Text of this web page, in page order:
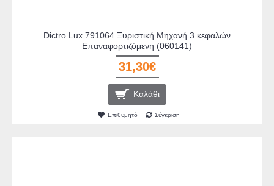
Dictro Lux 791064 Ξυριστική Μηχανή 3 κεφαλών
Επαναφορτιζόμενη (060141)
31,30€
Καλάθι
Επιθυμητό Σύγκριση